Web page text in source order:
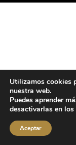
Utilizamos cookies
nuestra web.
Puedes aprender
desactivarlas en los
Aceptar